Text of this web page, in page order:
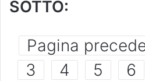
SOTTO:
Pagina
3
4 5 6